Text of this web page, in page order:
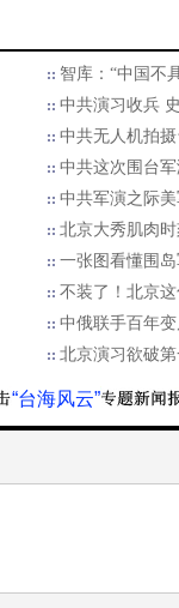
智库：“中国不
中共演习收兵
中共无人机拍
中共这次围台
中共军演之际
北京大秀肌肉
一张图看懂围
不装了！北京
中俄联手百年
北京演习欲破
“台海风云”